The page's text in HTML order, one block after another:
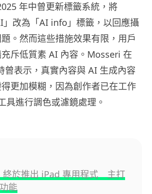
年中曾更新標籤系統，將
」改為「AI info」標籤，以回應攝
。然而這些措施效果有限，用戶
斥低質素 AI 內容。Mosseri 在
曾表示，真實內容與 AI 生成內容
更加模糊，因為創作者已在工作
具進行調色或濾鏡處理。
於推出 iPad 專用程式 主打
能